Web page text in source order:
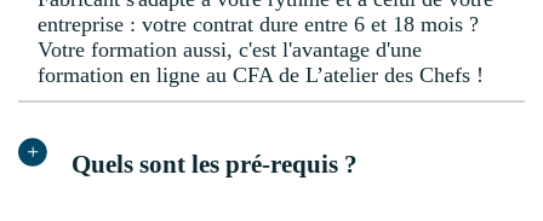
entreprise : votre contrat dure entre 6 et 18 mois ?
Votre formation aussi, c'est l'avantage d'une
formation en ligne au CFA de L’atelier des Chefs !
Quels sont les pré-requis ?